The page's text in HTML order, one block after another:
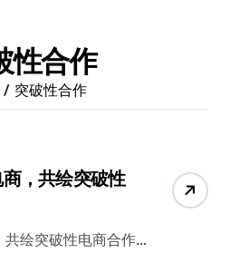
性合作
突破性合作
，共绘突破性
共绘突破性电商合作…